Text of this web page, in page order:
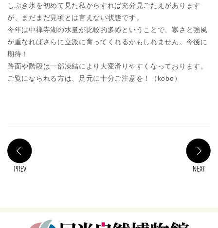
しぶき氷を初めて見た私からすれば充分見ごたえがあります
が、まだまだ見頃とは言えない状態です。
今年は中禅寺湖の水量が比較的多めということで、寒さと強風
が重なればさらに立派に育ってくれるかもしれません。今後に
期待！
路面や階段は一部凍結により大変滑りやすくなっております。
ご覧になられる方は、足元に十分ご注意を！（kobo）